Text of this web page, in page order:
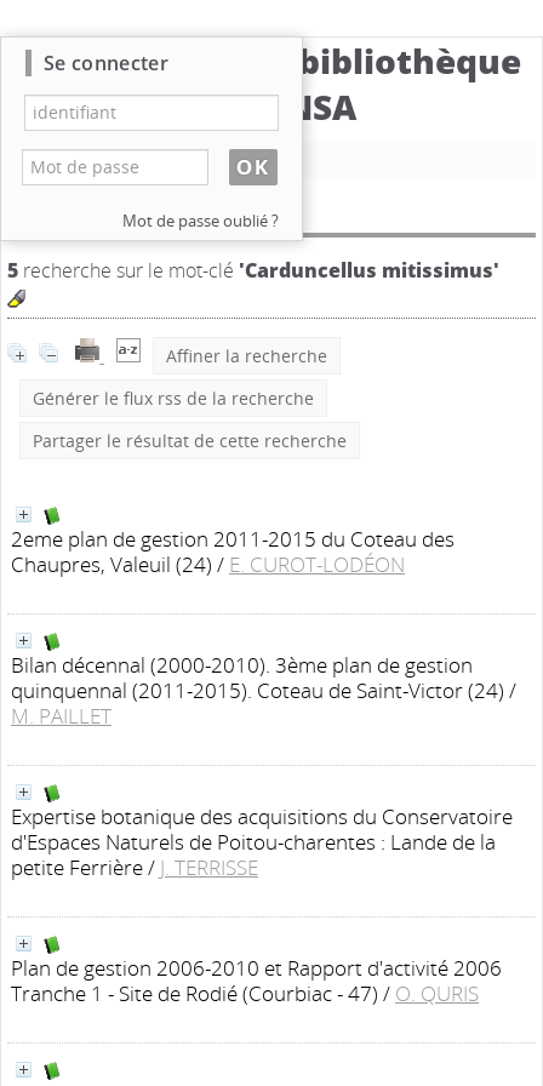
Catalogue de la bibliothèque
du CBNSA
Nouvelle recherche
Résultat de la recherche
5 recherche sur le mot-clé 'Carduncellus mitissimus'
Affiner la recherche
Générer le flux rss de la recherche
Partager le résultat de cette recherche
2eme plan de gestion 2011-2015 du Coteau des
Chaupres, Valeuil (24) / E. CUROT-LODÉON
Bilan décennal (2000-2010). 3ème plan de gestion
quinquennal (2011-2015). Coteau de Saint-Victor (24) /
M. PAILLET
Expertise botanique des acquisitions du Conservatoire
d'Espaces Naturels de Poitou-charentes : Lande de la
petite Ferrière/ J. TERRISSE
Plan de gestion 2006-2010 et Rapport d'activité 2006
Tranche 1 - Site de Rodié (Courbiac - 47) / O. QURIS
Se connecter
Mot de passe oublié ?